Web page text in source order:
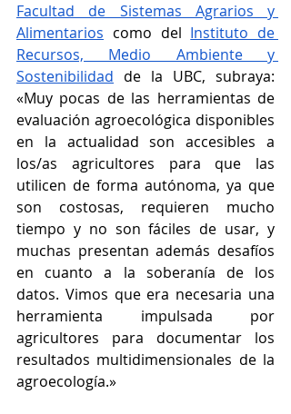
Facultad de Sistemas Agrarios y
Alimentarios como del Instituto de
Recursos, Medio Ambiente y
Sostenibilidad de la UBC, subraya:
«Muy pocas de las herramientas de
evaluación agroecológica disponibles
en la actualidad son accesibles a
los/as agricultores para que las
utilicen de forma autónoma, ya que
son costosas, requieren mucho
tiempo y no son fáciles de usar, y
muchas presentan además desafíos
en cuanto a la soberanía de los
datos. Vimos que era necesaria una
herramienta impulsada por
agricultores para documentar los
resultados multidimensionales de la
agroecología.»